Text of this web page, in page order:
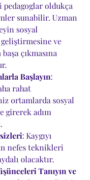
pedagoglar oldukça
sunabilir. Uzman
sosyal
ve
çıkmasına
Başlayın:
rahat
ortamlarda sosyal
girerek adım
: Kaygıyı
nefes teknikleri
olacaktır.
Tanıyın ve